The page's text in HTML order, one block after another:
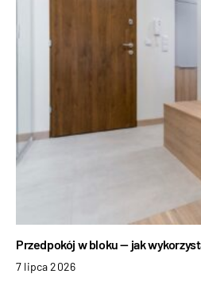
Przedpokój w bloku — jak
7 lipca 2026